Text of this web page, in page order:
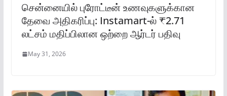
சென்னையில் புரோட்டீன் உணவுகளுக்கான
தேவை அதிகரிப்பு: Instamart-ல் ₹2.71
லட்சம் மதிப்பிலான ஒற்றை ஆர்டர் பதிவு
May 31, 2026